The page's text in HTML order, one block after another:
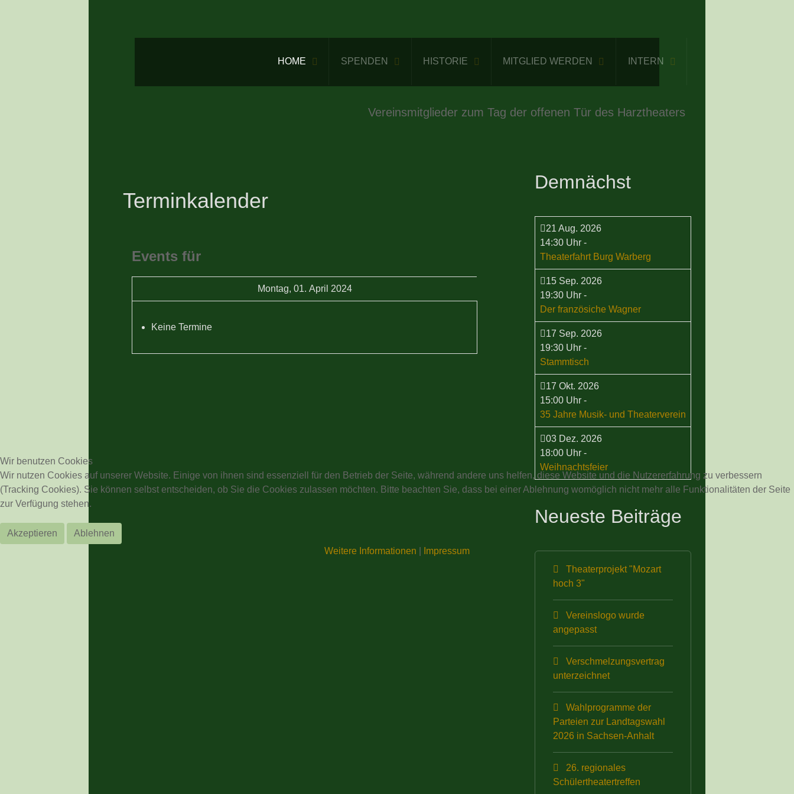
HOME SPENDEN HISTORIE MITGLIED WERDEN INTERN
Vereinsmitglieder zum Tag der offenen Tür des Harztheaters
Terminkalender
Events für
Montag, 01. April 2024
Keine Termine
Demnächst
21 Aug. 2026
14:30 Uhr-
Theaterfahrt Burg Warberg
15 Sep. 2026
19:30 Uhr-
Der französiche Wagner
17 Sep. 2026
19:30 Uhr-
Stammtisch
17 Okt. 2026
15:00 Uhr-
35 Jahre Musik- und Theaterverein
03 Dez. 2026
18:00 Uhr-
Weihnachtsfeier
Neueste Beiträge
Theaterprojekt "Mozart
hoch 3"
Vereinslogo wurde
angepasst
Verschmelzungsvertrag
unterzeichnet
Wahlprogramme der
Parteien zur Landtagswahl
2026 in Sachsen-Anhalt
26. regionales
Schülertheatertreffen
Wir benutzen Cookies
Wir nutzen Cookies auf unserer Website. Einige von ihnen sind essenziell für den Betrieb der Seite, während andere uns helfen, diese Website und die Nutzererfahrung zu verbessern
(Tracking Cookies). Sie können selbst entscheiden, ob Sie die Cookies zulassen möchten. Bitte beachten Sie, dass bei einer Ablehnung womöglich nicht mehr alle Funktionalitäten der Seite
zur Verfügung stehen.
Akzeptieren
Ablehnen
Weitere Informationen
Impressum